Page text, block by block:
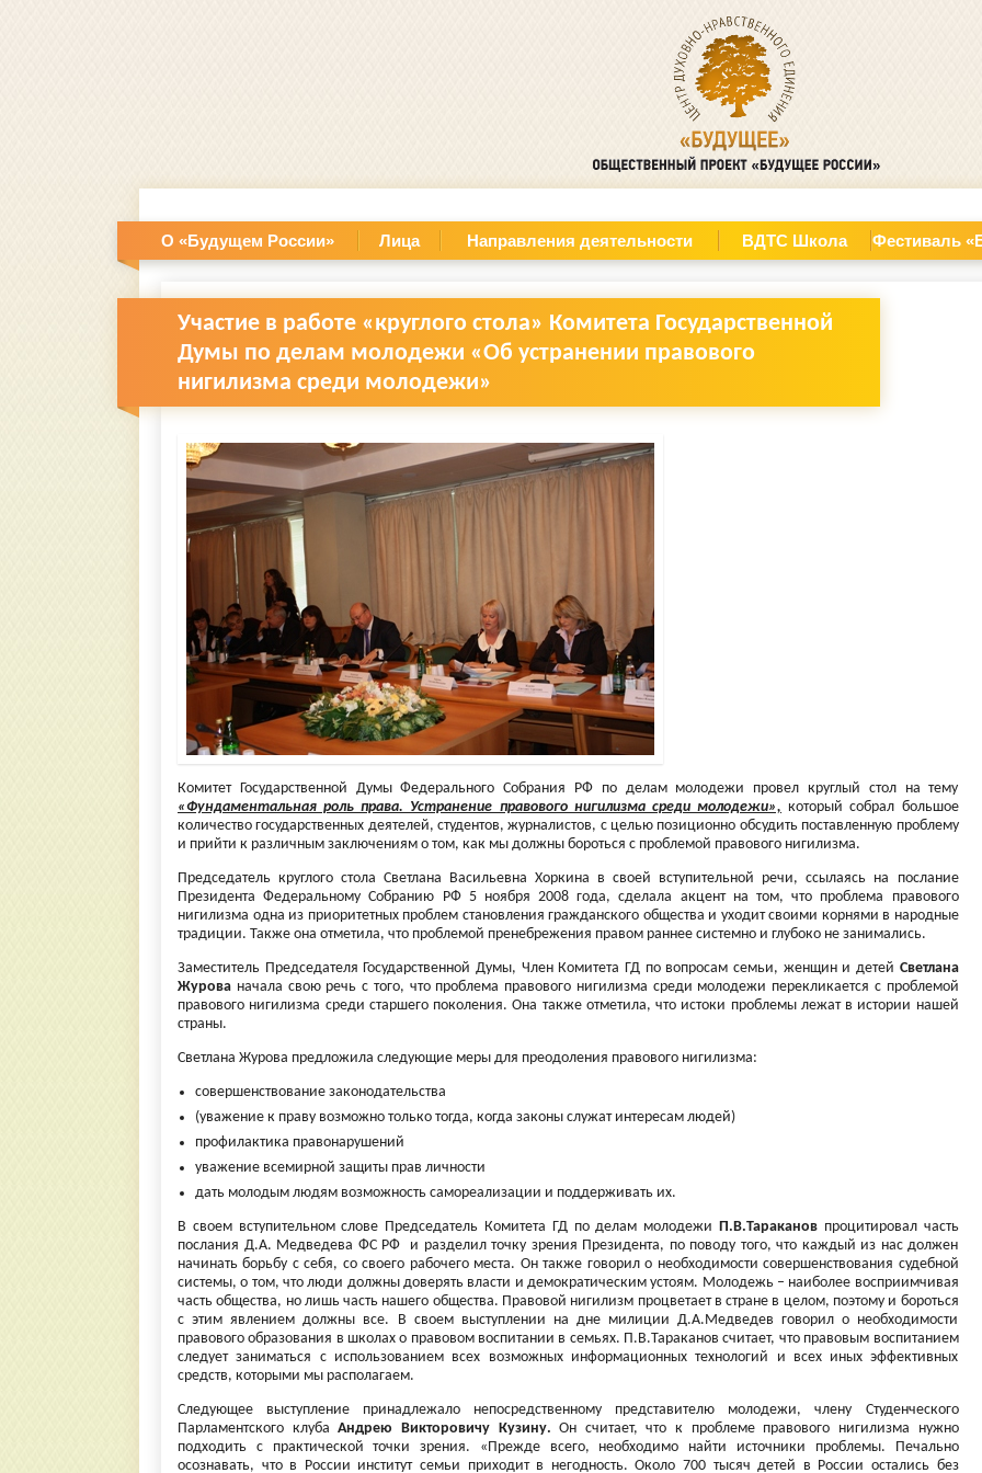
О «Будущем России» Лица Направления деятельности ВДТС Школа Фестиваль
Участие в работе «круглого стола» Комитета Государственной
Думы по делам молодежи «Об устранении правового
нигилизма среди молодежи»
Комитет Государственной Думы Федерального Собрания РФ по делам молодежи провел круглый стол на тему
«Фундаментальная роль права. Устранение правового нигилизма среди молодежи», который собрал большое
количество государственных деятелей, студентов, журналистов, с целью позиционно обсудить поставленную проблему
и прийти к различным заключениям о том, как мы должны бороться с проблемой правового нигилизма.
Председатель круглого стола Светлана Васильевна Хоркина в своей вступительной речи, ссылаясь на послание
Президента Федеральному Собранию РФ 5 ноября 2008 года, сделала акцент на том, что проблема правового
нигилизма одна из приоритетных проблем становления гражданского общества и уходит своими корнями в народные
традиции. Также она отметила, что проблемой пренебрежения правом раннее системно и глубоко не занимались.
Заместитель Председателя Государственной Думы, Член Комитета ГД по вопросам семьи, женщин и детей Светлана
Журова начала свою речь с того, что проблема правового нигилизма среди молодежи перекликается с проблемой
правового нигилизма среди старшего поколения. Она также отметила, что истоки проблемы лежат в истории нашей
страны.
Светлана Журова предложила следующие меры для преодоления правового нигилизма:
совершенствование законодательства
(уважение к праву возможно только тогда, когда законы служат интересам людей)
профилактика правонарушений
уважение всемирной защиты прав личности
дать молодым людям возможность самореализации и поддерживать их.
В своем вступительном слове Председатель Комитета ГД по делам молодежи П.В.Таракановпроцитировал часть
послания Д.А. Медведева ФС РФ и разделил точку зрения Президента, по поводу того, что каждый из нас должен
начинать борьбу с себя, со своего рабочего места. Он также говорил о необходимости совершенствования судебной
системы, о том, что люди должны доверять власти и демократическим устоям. Молодежь – наиболее восприимчивая
часть общества, но лишь часть нашего общества. Правовой нигилизм процветает в стране в целом, поэтому и бороться
с этим явлением должны все. В своем выступлении на дне милиции Д.А.Медведев говорил о необходимости
правового образования в школах о правовом воспитании в семьях. П.В.Тараканов считает, что правовым воспитанием
следует заниматься с использованием всех возможных информационных технологий и всех иных эффективных
средств, которыми мы располагаем.
Следующее выступление принадлежало непосредственному представителю молодежи, члену Студенческого
Парламентского клубаАндрею Викторовичу Кузину. Он считает, что к проблеме правового нигилизма нужно
подходить с практической точки зрения. «Прежде всего, необходимо найти источники проблемы. Печально
осознавать, что в России институт семьи приходит в негодность. Около 700 тысяч детей в России остались без